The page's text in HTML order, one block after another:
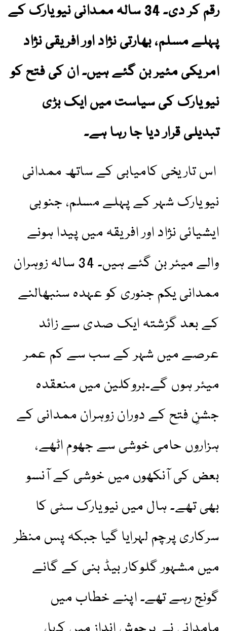
رقم کر دی۔ 34 سالہ ممدانی نیویارک کے
پہلے مسلم، بھارتی نژاد اور افریقی نژاد
امریکی مئیر بن گئے ہیں۔ ان کی فتح کو
نیویارک کی سیاست میں ایک بڑی
تبدیلی قرار دیا جا رہا ہے۔
اس تاریخی کامیابی کے ساتھ ممدانی
نیویارک شہر کے پہلے مسلم، جنوبی
ایشیائی نژاد اور افریقہ میں پیدا ہونے
والے میئر بن گئے ہیں۔ 34 سالہ زوہران
ممدانی یکم جنوری کو عہدہ سنبھالنے
کے بعد گزشتہ ایک صدی سے زائد
عرصے میں شہر کے سب سے کم عمر
میئر ہوں گے۔بروکلین میں منعقدہ
جشنِ فتح کے دوران زوہران ممدانی کے
ہزاروں حامی خوشی سے جھوم اٹھے،
بعض کی آنکھوں میں خوشی کے آنسو
بھی تھے۔ ہال میں نیویارک سٹی کا
سرکاری پرچم لہرایا گیا جبکہ پس منظر
میں مشہور گلوکار بیڈ بنی کے گانے
گونج رہے تھے۔ اپنے خطاب میں